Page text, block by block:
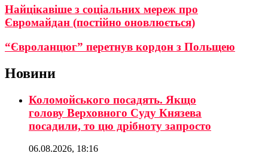
Найцікавіше з соціальних мереж про
Євромайдан (постійно оновлюється)
“Євроланцюг” перетнув кордон з Польщею
Новини
Коломойського посадять. Якщо
голову Верховного Суду Князева
посадили, то цю дрібноту запросто
06.08.2026, 18:16